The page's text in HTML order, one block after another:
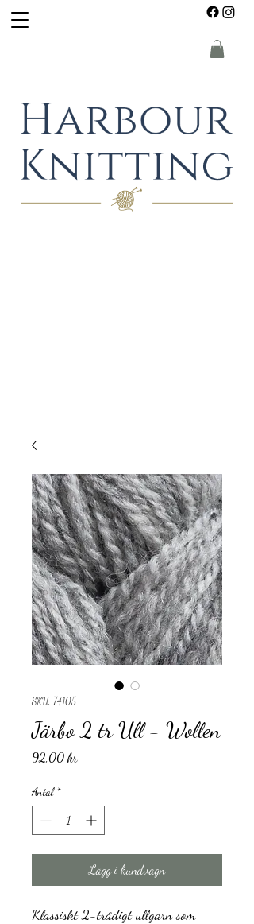
SKU: 74105
Järbo 2 tr Ull - Wollen
92,00 krPris
Antal *
Lägg i kundvagn
Klassiskt 2-trådigt ullgarn som